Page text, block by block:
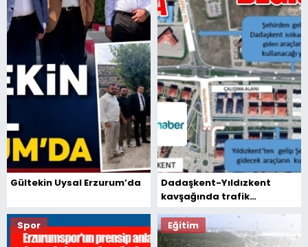
Gültekin Uysal Erzurum’da
Dadaşkent-Yıldızkent
kavşağında trafik
güzergâhlara dikkat!
Spor Eğitim